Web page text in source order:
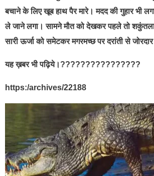
बचाने के लिए खूब हाथ पैर मारे। मदद की गुहार भी
ले जाने लगा। सामने मौत को देखकर पहले तो
सारी ऊर्जा को समेटकर मगरमच्छ पर दरांती से जोरदार
यह ख़बर भी पढ़िये।????????????????
https:/archives/22188